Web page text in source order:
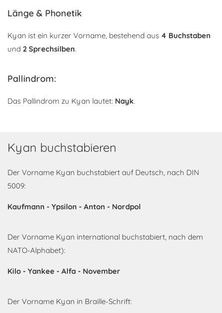
Länge & Phonetik
Kyan ist ein kurzer Vorname, bestehend aus 4 Buchstaben
und 2 Sprechsilben.
Pallindrom:
Das Pallindrom zu Kyan lautet: Nayk.
Kyan buchstabieren
Der Vorname Kyan buchstabiert auf Deutsch, nach DIN
5009:
Kaufmann - Ypsilon - Anton - Nordpol
Der Vorname Kyan international buchstabiert, nach dem
NATO-Alphabet):
Kilo - Yankee - Alfa - November
Der Vorname Kyan in Braille-Schrift: